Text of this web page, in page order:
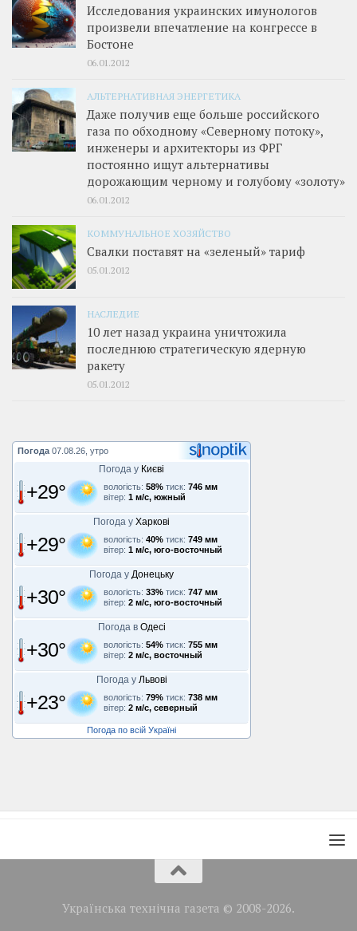
Исследования украинских имунологов
произвели впечатление на конгрессе в
Бостоне
06.01.2012
АЛЬТЕРНАТИВНАЯ ЭНЕРГЕТИКА
Даже получив еще больше российского
газа по обходному «Северному потоку»,
инженеры и архитекторы из ФРГ
постоянно ищут альтернативы
дорожающим черному и голубому «золоту»
06.01.2012
КОММУНАЛЬНОЕ ХОЗЯЙСТВО
Свалки поставят на «зеленый» тариф
05.01.2012
НАСЛЕДИЕ
10 лет назад украина уничтожила
последнюю стратегическую ядерную
ракету
05.01.2012
Погода 07.08.26, утро
Погода у Києві
+29° вологість: 58% тиск: 746 мм
вітер: 1 м/с, южный
Погода у Харкові
+29° вологість: 40% тиск: 749 мм
вітер: 1 м/с, юго-восточный
Погода у Донецьку
+30° вологість: 33% тиск: 747 мм
вітер: 2 м/с, юго-восточный
Погода в Одесі
+30° вологість: 54% тиск: 755 мм
вітер: 2 м/с, восточный
Погода у Львові
+23° вологість: 79% тиск: 738 мм
вітер: 2 м/с, северный
Погода по всій Україні
Українська технічна газета © 2008-2026.